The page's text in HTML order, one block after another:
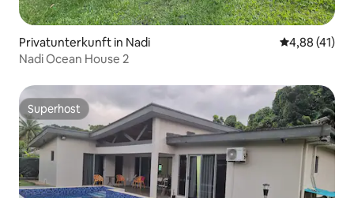
Privatunterkunft in Nadi
4,88 (41)
Nadi Ocean House 2
Superhost
Superhost